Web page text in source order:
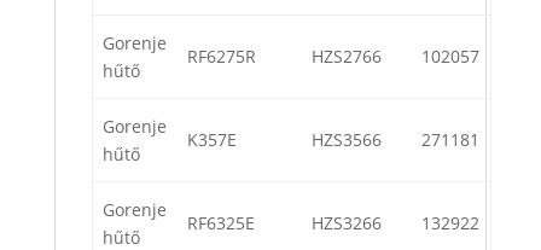
Gorenje
hűtő
RF6275R HZS2766 102057
Gorenje
hűtő
K357E HZS3566 271181
Gorenje
hűtő
RF6325E HZS3266 132922